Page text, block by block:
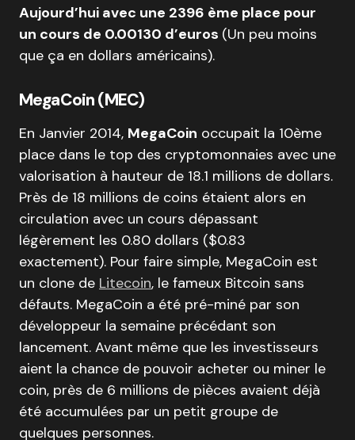
Aujourd’hui avec une 2396 ème place pour
un cours de 0.00130 d’euros (Un peu moins
que ça en dollars américains).
MegaCoin (MEC)
En Janvier 2014, MegaCoin occupait la 10ème
place dans le top des cryptomonnaies avec une
valorisation à hauteur de 18.1 millions de dollars.
Près de 18 millions de coins étaient alors en
circulation avec un cours dépassant
légèrement les 0.80 dollars ($0.83
exactement). Pour faire simple, MegaCoin est
un clone de Litecoin, le fameux Bitcoin sans
défauts. MegaCoin a été pré-miné par son
développeur la semaine précédant son
lancement. Avant même que les investisseurs
aient la chance de pouvoir acheter ou miner le
coin, près de 6 millions de pièces avaient déjà
été accumulées par un petit groupe de
quelques personnes.